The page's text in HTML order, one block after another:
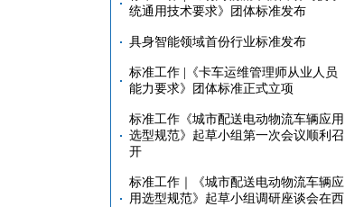
统通用技术要求》团体标准发布
具身智能领域首份行业标准发布
标准工作 |《卡车运维管理师从业人员
能力要求》团体标准正式立项
标准工作《城市配送电动物流车辆应用
选型规范》起草小组第一次会议顺利召
开
标准工作｜《城市配送电动物流车辆应
用选型规范》起草小组调研座谈会在西